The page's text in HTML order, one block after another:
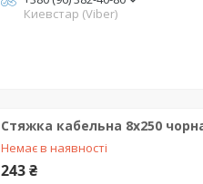
Киевстар (Viber)
Стяжка кабельна 8x250
Немає в наявності
243 ₴